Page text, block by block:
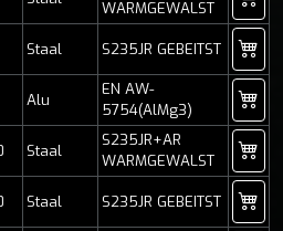
WARMGEWALST
Staal S235JR GEBEITST
Alu
EN AW-
5754(AlMg3)
Staal
S235JR+AR
WARMGEWALST
Staal S235JR GEBEITST